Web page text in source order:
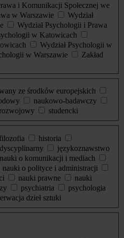
i Komunikacji Społecznej we
w Warszawie
Wydział
Wydział Psychologii i Prawa
w Katowicach
Wydział Psychologii w
w Warszawie
Zakład
ze środków europejskich
naukowo-badawczy
studencki
filozofia
historia
językoznawstwo
nauki o komunikacji i mediach
nauki o polityce i administracji
nauki prawne
nauki
psychiatria
psychologia
dzieł sztuki